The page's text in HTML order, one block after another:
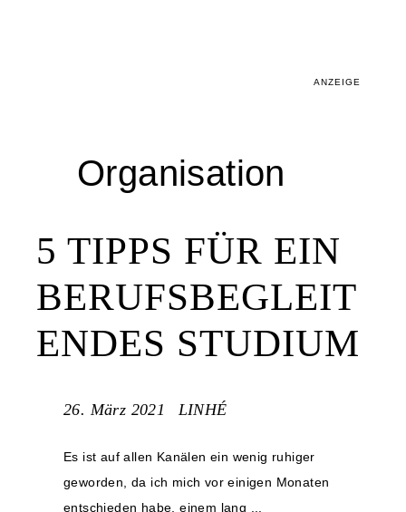
ANZEIGE
Organisation
5 TIPPS FÜR EIN
BERUFSBEGLEIT
ENDES STUDIUM
26. März 2021 LINHÉ
Es ist auf allen Kanälen ein wenig ruhiger
geworden, da ich mich vor einigen Monaten
entschieden habe, einem lang ...